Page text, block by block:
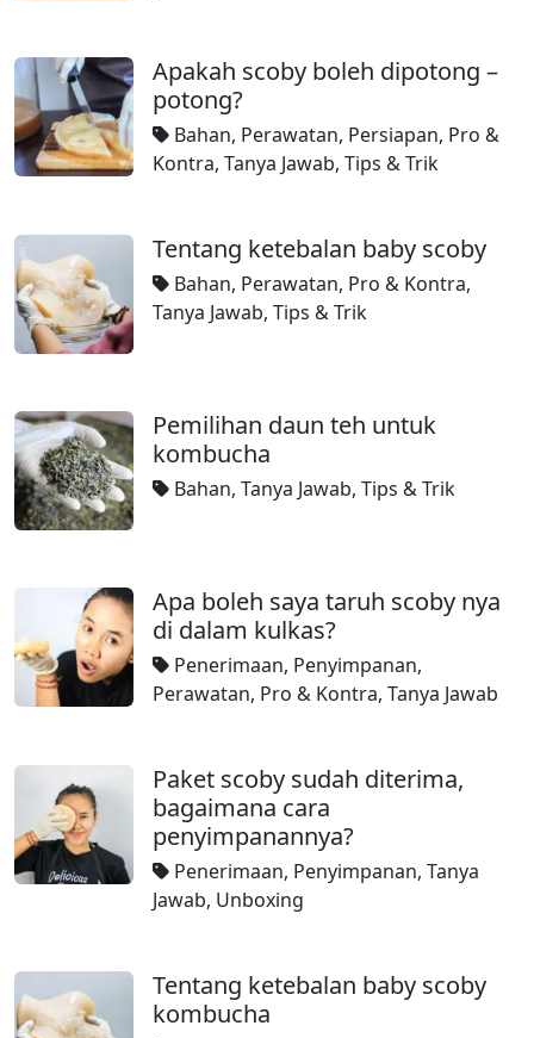
Apakah scoby boleh dipotong –
potong?
Bahan, Perawatan, Persiapan, Pro &
Kontra, Tanya Jawab, Tips & Trik
Tentang ketebalan baby scoby
Bahan, Perawatan, Pro & Kontra,
Tanya Jawab, Tips & Trik
Pemilihan daun teh untuk
kombucha
Bahan, Tanya Jawab, Tips & Trik
Apa boleh saya taruh scoby nya
di dalam kulkas?
Penerimaan, Penyimpanan,
Perawatan, Pro & Kontra, Tanya Jawab
Paket scoby sudah diterima,
bagaimana cara
penyimpanannya?
Penerimaan, Penyimpanan, Tanya
Jawab, Unboxing
Tentang ketebalan baby scoby
kombucha